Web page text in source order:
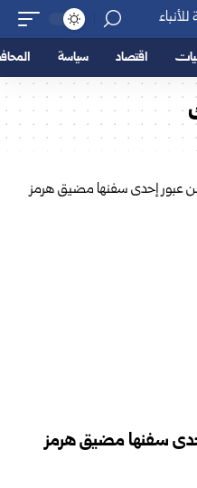
اقتصاد سياسة
سفنها مضيق هرمز